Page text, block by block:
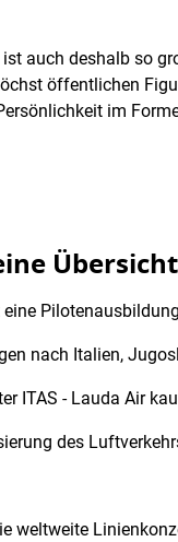
auch deshalb so
öffentlichen
im
Übersicht
nach Italien,
ITAS - Lauda Air
des
weltweite